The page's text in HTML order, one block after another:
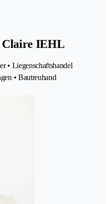
Claire IEHL
• Liegenschaftshandel
• Bautreuhand